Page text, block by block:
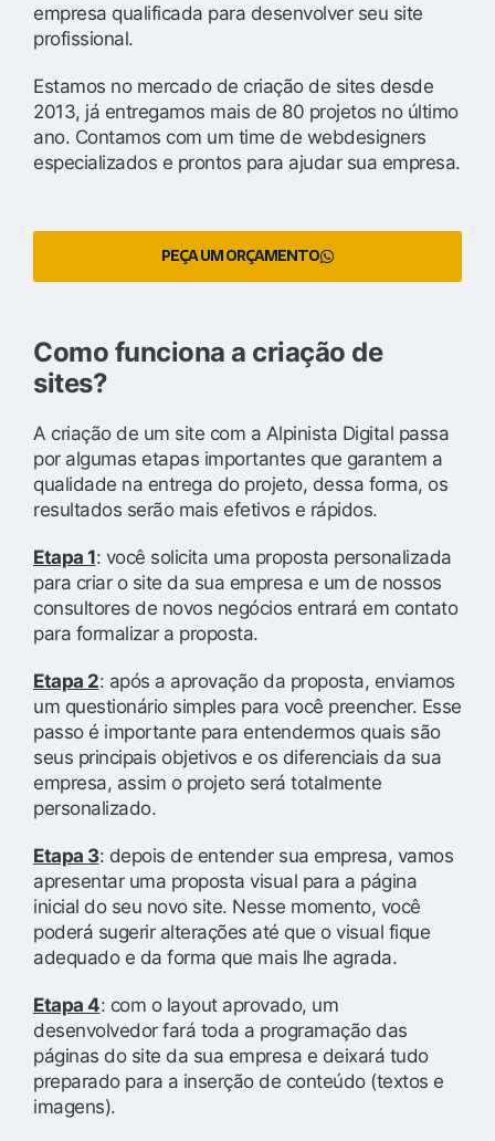
empresa qualificada para desenvolver seu site
profissional.
Estamos no mercado de criação de sites desde
2013, já entregamos mais de 80 projetos no último
ano. Contamos com um time de webdesigners
especializados e prontos para ajudar sua empresa.
PEÇA UM ORÇAMENTO
Como funciona a criação de
sites?
A criação de um site com a Alpinista Digital passa
por algumas etapas importantes que garantem a
qualidade na entrega do projeto, dessa forma, os
resultados serão mais efetivos e rápidos.
Etapa 1: você solicita uma proposta personalizada
para criar o site da sua empresa e um de nossos
consultores de novos negócios entrará em contato
para formalizar a proposta.
Etapa 2: após a aprovação da proposta, enviamos
um questionário simples para você preencher. Esse
passo é importante para entendermos quais são
seus principais objetivos e os diferenciais da sua
empresa, assim o projeto será totalmente
personalizado.
Etapa 3: depois de entender sua empresa, vamos
apresentar uma proposta visual para a página
inicial do seu novo site. Nesse momento, você
poderá sugerir alterações até que o visual fique
adequado e da forma que mais lhe agrada.
Etapa 4: com o layout aprovado, um
desenvolvedor fará toda a programação das
páginas do site da sua empresa e deixará tudo
preparado para a inserção de conteúdo (textos e
imagens).